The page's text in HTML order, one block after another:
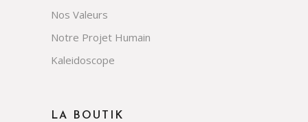
Nos Valeurs
Notre Projet Humain
Kaleidoscope
LA BOUTIK